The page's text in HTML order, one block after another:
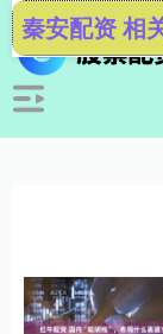
秦安配资 相